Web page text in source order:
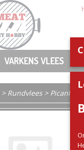
VARKENS VLEES
> Rundvlees> Picanha